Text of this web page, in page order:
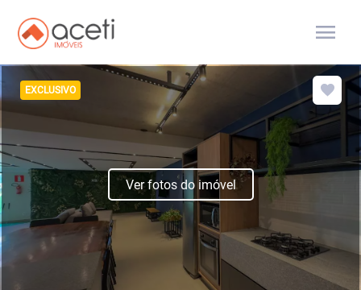
menu
EXCLUSIVO
Ver fotos do imóvel